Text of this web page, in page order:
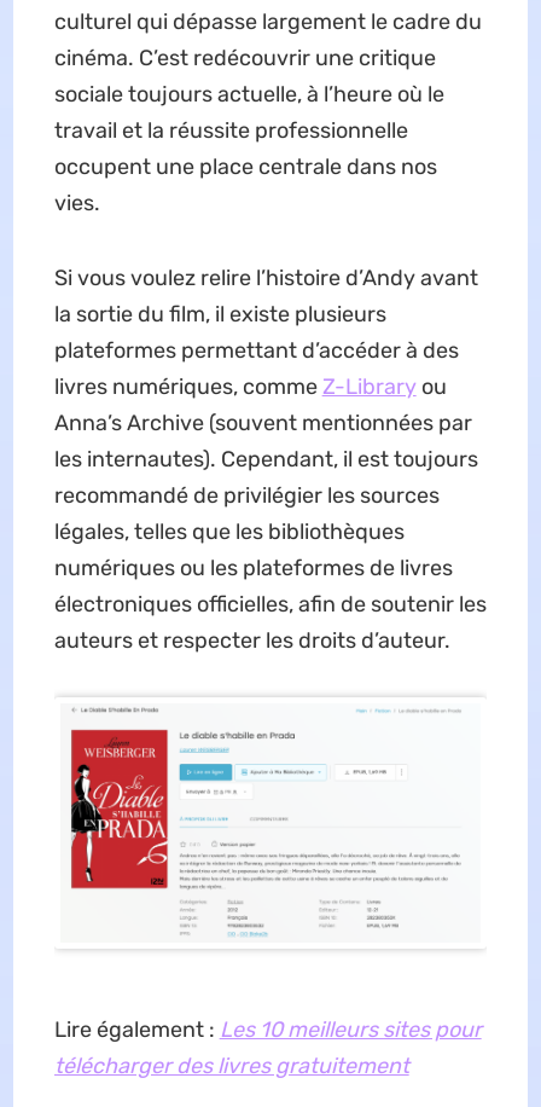
culturel qui dépasse largement le cadre du
cinéma. C’est redécouvrir une critique
sociale toujours actuelle, à l’heure où le
travail et la réussite professionnelle
occupent une place centrale dans nos
vies.
Si vous voulez relire l’histoire d’Andy avant
la sortie du film, il existe plusieurs
plateformes permettant d’accéder à des
livres numériques, commeZ-Libraryou
Anna’s Archive (souvent mentionnées par
les internautes). Cependant, il est toujours
recommandé de privilégier les sources
légales, telles que les bibliothèques
numériques ou les plateformes de livres
électroniques officielles, afin de soutenir les
auteurs et respecter les droits d’auteur.
Lire également : Les 10 meilleurs sites pour
télécharger des livres gratuitement